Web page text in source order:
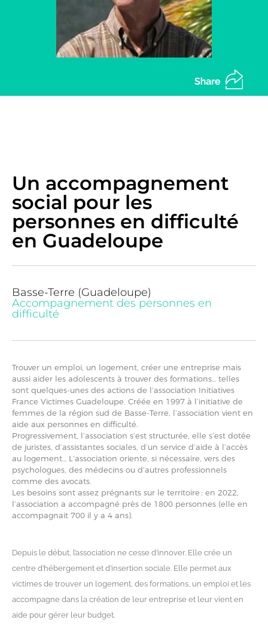
Un accompagnement
social pour les
personnes en difficulté
en Guadeloupe
Basse-Terre (Guadeloupe)
Accompagnement des personnes en
difficulté
Trouver un emploi, un logement, créer une entreprise mais
aussi aider les adolescents à trouver des formations… telles
sont quelques-unes des actions de l’association Initiatives
France Victimes Guadeloupe. Créée en 1997 à l’initiative de
femmes de la région sud de Basse-Terre, l’association vient en
aide aux personnes en difficulté.
Progressivement, l’association s’est structurée, elle s’est dotée
de juristes, d’assistantes sociales, d’un service d’aide à l’accès
au logement… L’association oriente, si nécessaire, vers des
psychologues, des médecins ou d’autres professionnels
comme des avocats.
Les besoins sont assez prégnants sur le territoire : en 2022,
l’association a accompagné près de 1800 personnes (elle en
accompagnait 700 il y a 4 ans).
Depuis le début, l’association ne cesse d’innover. Elle crée un
centre d’hébergement et d’insertion sociale. Elle permet aux
victimes de trouver un logement, des formations, un emploi et les
accompagne dans la création de leur entreprise et leur vient en
aide pour gérer leur budget.